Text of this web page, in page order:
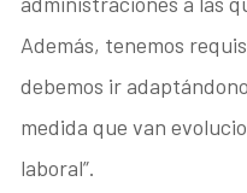
Además, tenemos
debemos ir
medida que van
laboral”.